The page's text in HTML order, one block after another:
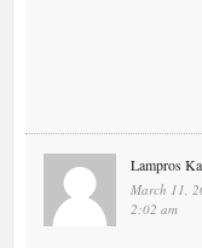
Lampros
March 11,
2:02 am